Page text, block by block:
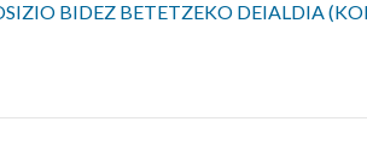
BIDEZ BETETZEKO DEIALDIA